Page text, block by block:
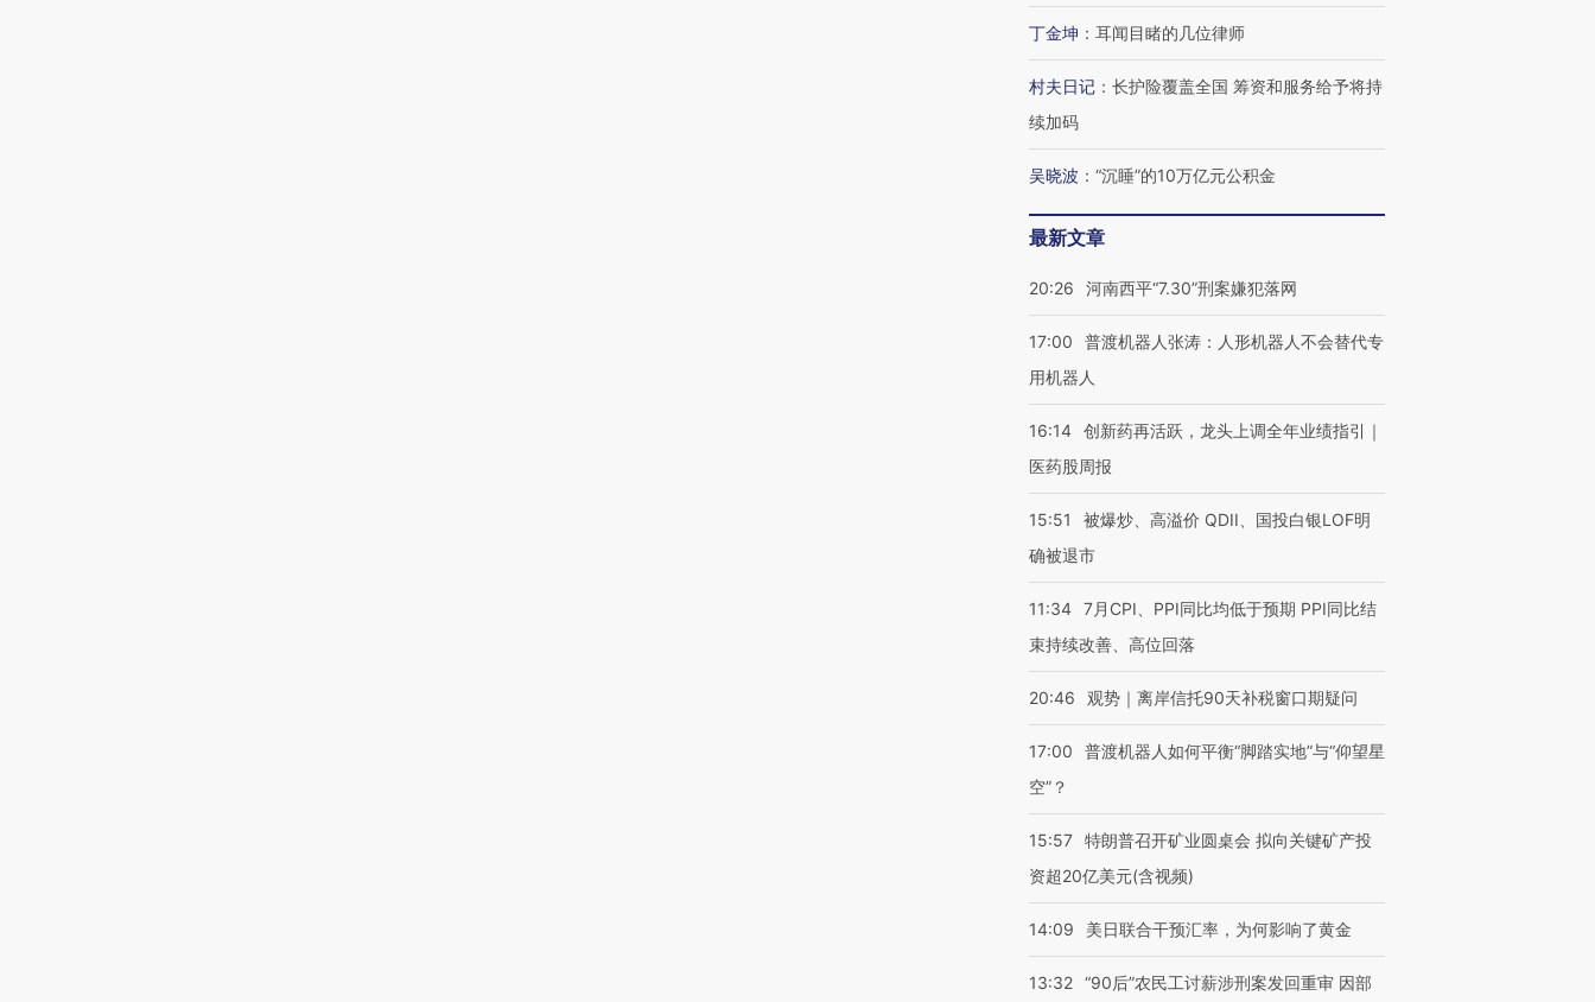
丁金坤 ： 耳闻目睹的几位律师
村夫日记 ： 长护险覆盖全国 筹资和服务给予将持
续加码
吴晓波 ： “沉睡”的10万亿元公积金
最新文章
20:26 河南西平“7.30”刑案嫌犯落网
17:00
普渡机器人张涛：人形机器人不会替代专
用机器人
16:14 创新药再活跃，龙头上调全年业绩指引｜
医药股周报
15:51
被爆炒、高溢价 QDII、国投白银LOF明
确被退市
11:34 7月CPI、PPI同比均低于预期 PPI同比结
束持续改善、高位回落
20:46 观势｜离岸信托90天补税窗口期疑问
17:00
普渡机器人如何平衡“脚踏实地”与“仰望星
空”？
15:57 特朗普召开矿业圆桌会 拟向关键矿产投
资超20亿美元(含视频)
14:09 美日联合干预汇率，为何影响了黄金
13:32 “90后”农民工讨薪涉刑案发回重审 因部